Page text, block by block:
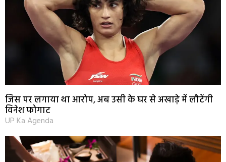
जिस पर लगाया था आरोप, अब उसी के घर से अखाड़े में लौटेंगी
विनेश फोगाट
UP Ka Agenda